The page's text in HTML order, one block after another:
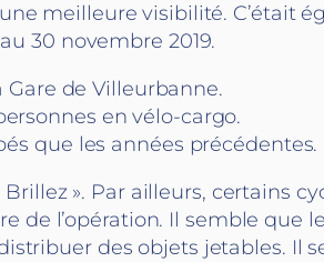
meilleure visibilité. C’était
30 novembre 2019.
de Villeurbanne.
en vélo-cargo.
que les années précédentes.
». Par ailleurs, certains
de l’opération. Il semble que
des objets jetables. Il